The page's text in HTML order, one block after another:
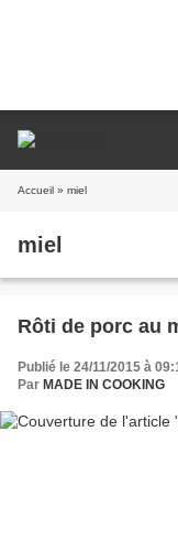
Accueil » miel
miel
Rôti de porc au
Publié le 24/11/2015 à
Par MADE IN COOKING